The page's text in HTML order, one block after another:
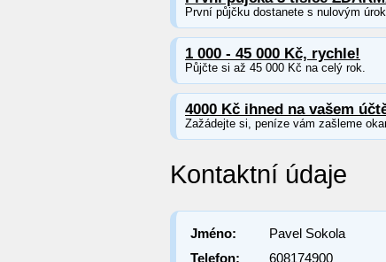
První půjčku dostanete s nulovým
1 000 - 45 000 Kč, rychle!
Půjčte si až 45 000 Kč na celý rok.
4000 Kč ihned na vašem
Zažádejte si, peníze vám zašleme
Kontaktní údaje
Jméno:
Pavel Sokola
Telefon:
608174900